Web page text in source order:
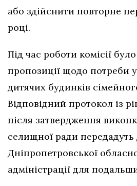
або здійснити повторне
році.
Під час роботи комісії
пропозиції щодо потреби
дитячих будинків
Відповідний протокол із
після затвердження
селищної ради передадуть
Дніпропетровської
адміністрації для